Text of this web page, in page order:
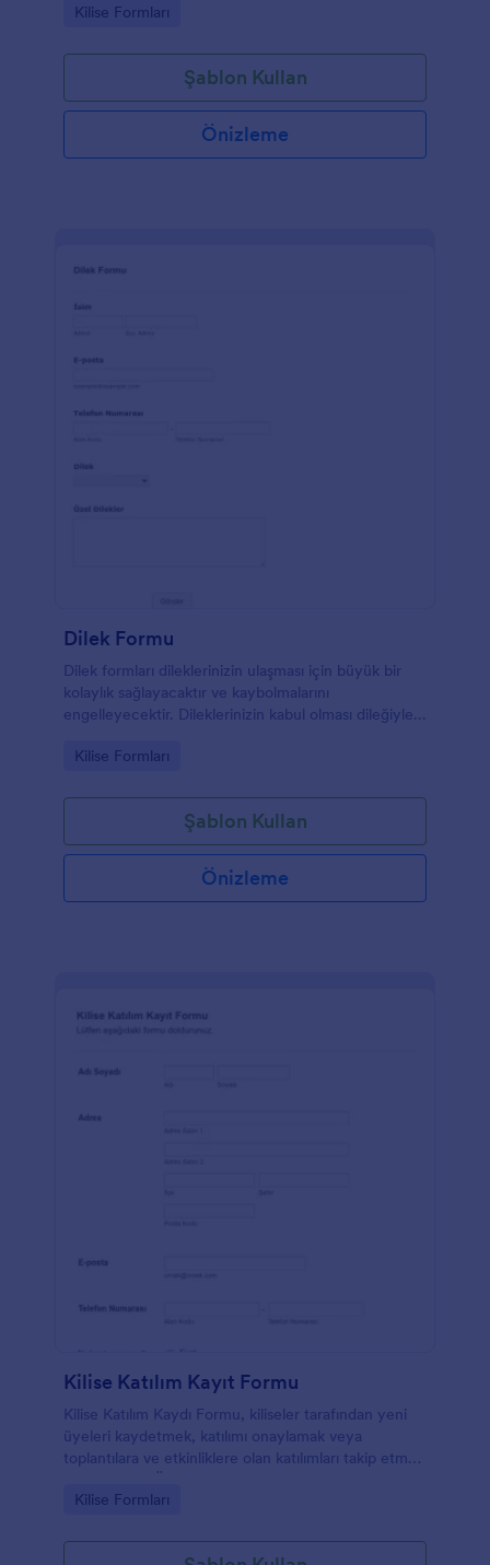
Papaz veya piskopos gibi belirli bir pozisyona
olacaktır. Ücretsiz ve online Kilise Kayıt Formu
şablonuyla kiliseniz için üyelik bilgilerini takip edin!
Özel alanlar veya entegrasyonlarla kiliseniz için
iletişim bilgilerini kolayca toplayın. Ücretsiz Form
Oluşturucu ile bu Kilise Kayıt Formunu ihtiyaçlarınıza
olmak üzere 100'den fazla güçlü uygulamayla
Go to Category:
Kilise Formları
Şablon Kullan
Önizleme
Dilek Formu
Dilek formları dileklerinizin ulaşması için büyük bir
kolaylık sağlayacaktır ve kaybolmalarını
engelleyecektir. Dileklerinizin kabul olması dileğiyle...
Go to Category:
Kilise Formları
Şablon Kullan
Önizleme
Kilise Katılım Kayıt Formu
Kilise Katılım Kaydı Formu, kiliseler tarafından yeni
üyeleri kaydetmek, katılımı onaylamak veya
toplantılara ve etkinliklere olan katılımları takip etmek
için kullanılır. Ücretsiz ve online olan Kilise Katılım
Kaydı ile yeni üyeler kaydedebilir, katılımı
güncellemeleri gibi bir seçenek sunabilirsiniz. Bu
Go to Category:
Kilise Formları